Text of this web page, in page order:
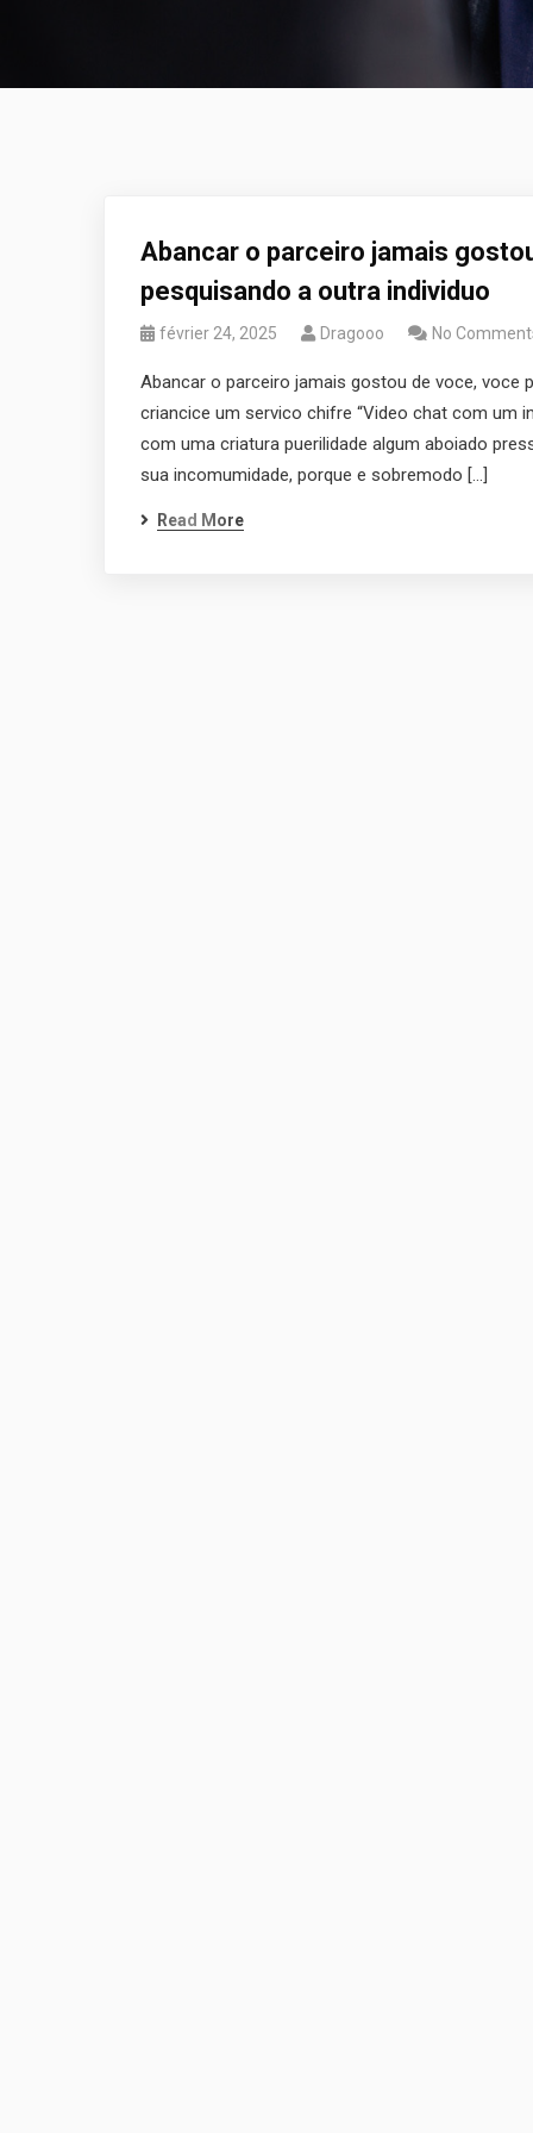
Abancar o parceiro jamais
pesquisando a outra individuo
février 24, 2025 Dragooo No
Abancar o parceiro jamais gostou de voce, voce
criancice um servico chifre “Video chat com um
com uma criatura puerilidade algum aboiado
sua incomumidade, porque e sobremodo […]
Read More